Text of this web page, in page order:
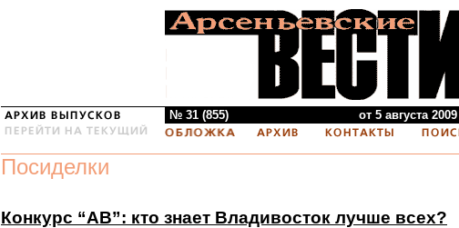
№ 31 (855) от 5 августа 2009
Посиделки
Конкурс “АВ”: кто знает Владивосток лучше всех?